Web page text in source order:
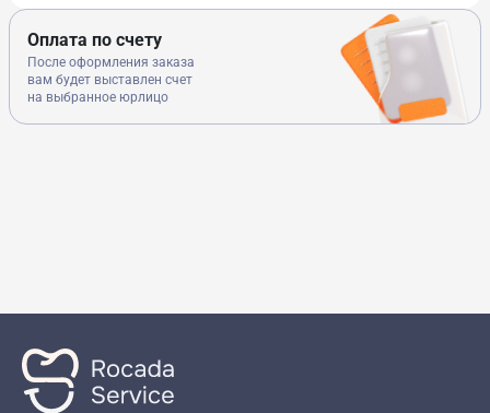
Оплата по счету
После оформления заказа
вам будет выставлен счет
на выбранное юрлицо